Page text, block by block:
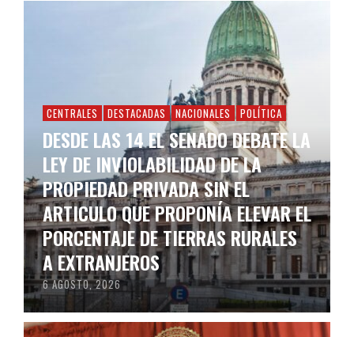
CENTRALES DESTACADAS NACIONALES POLÍTICA
DESDE LAS 14 EL SENADO DEBATE LA
LEY DE INVIOLABILIDAD DE LA
PROPIEDAD PRIVADA SIN EL
ARTICULO QUE PROPONÍA ELEVAR EL
PORCENTAJE DE TIERRAS RURALES
A EXTRANJEROS
6 AGOSTO, 2026